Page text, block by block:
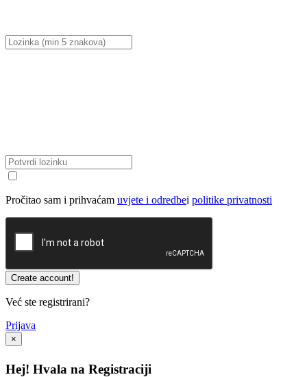
Pročitao sam i prihvaćam uvjete i odredbei politike privatnosti
Već ste registrirani?
Prijava
×
Hej! Hvala na Registraciji